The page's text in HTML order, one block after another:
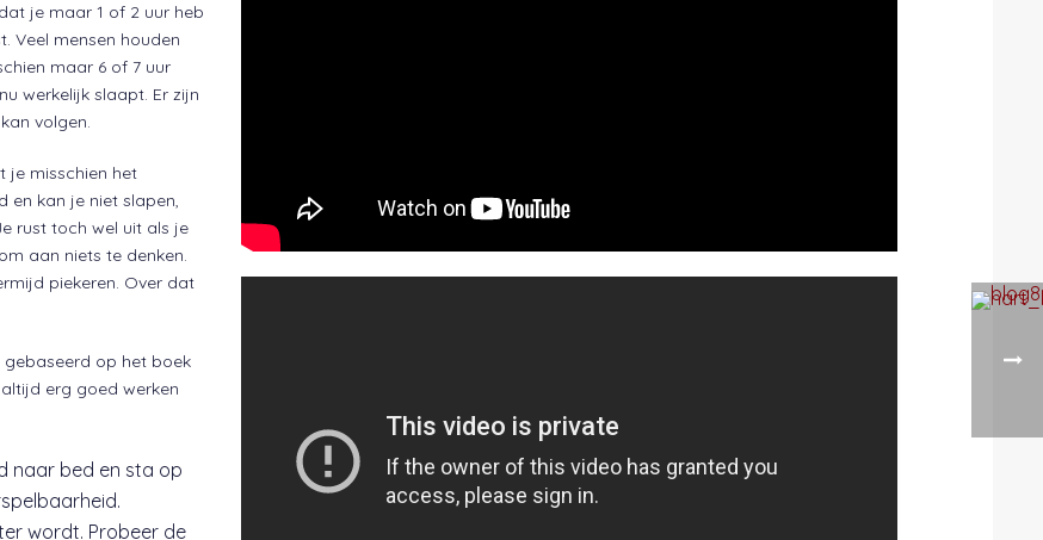
je maar 1 of 2 uur heb
Veel mensen houden
maar 6 of 7 uur
werkelijk slaapt. Er zijn
volgen.
je misschien het
en kan je niet slapen,
rust toch wel uit als je
aan niets te denken.
piekeren. Over dat
op het boek
erg goed werken
naar bed en sta op
wordt. Probeer de